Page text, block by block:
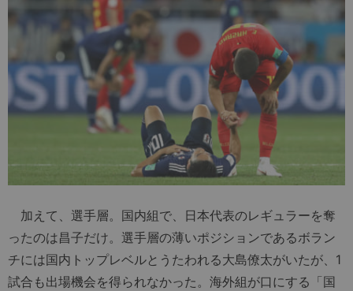
加えて、選手層。国内組で、日本代表のレギュラーを奪
ったのは昌子だけ。選手層の薄いポジションであるボラン
チには国内トップレベルとうたわれる大島僚太がいたが、1
試合も出場機会を得られなかった。海外組が口にする「国